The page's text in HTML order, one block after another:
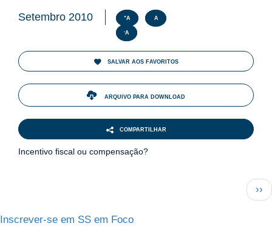
Setembro 2010 +A A
-A
SALVAR AOS FAVORITOS
ARQUIVO PARA DOWNLOAD
COMPARTILHAR
Incentivo fiscal ou compensação?
››
Inscrever-se em SS em Foco